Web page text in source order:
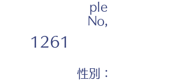
ple
No,
1261
性別：